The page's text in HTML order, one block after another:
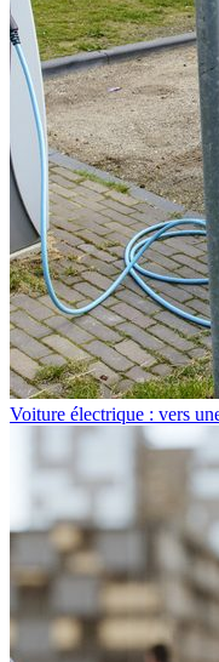
Voiture électrique : vers